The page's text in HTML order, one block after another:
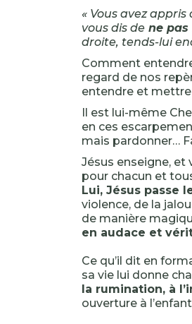
« Vous avez
vous dis de ne
droite, tends-lui
Comment
regard de nos
entendre et mettre
Il est lui-même
en ces
mais pardonner…
Jésus enseigne, et
pour chacun et
Lui, Jésus passe
violence, de la
de manière
en audace et
Ce qu’il dit en
sa vie lui donne
la rumination, à
ouverture à